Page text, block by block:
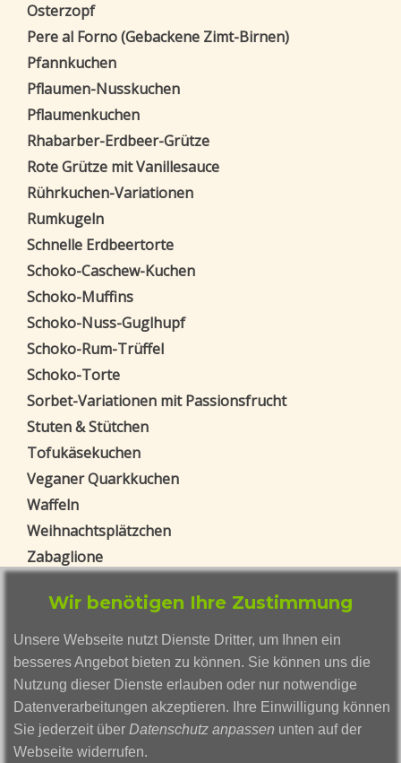
Osterzopf
Pere al Forno (Gebackene Zimt-Birnen)
Pfannkuchen
Pflaumen-Nusskuchen
Pflaumenkuchen
Rhabarber-Erdbeer-Grütze
Rote Grütze mit Vanillesauce
Rührkuchen-Variationen
Rumkugeln
Schnelle Erdbeertorte
Schoko-Caschew-Kuchen
Schoko-Muffins
Schoko-Nuss-Guglhupf
Schoko-Rum-Trüffel
Schoko-Torte
Sorbet-Variationen mit Passionsfrucht
Stuten & Stütchen
Tofukäsekuchen
Veganer Quarkkuchen
Waffeln
Weihnachtsplätzchen
Zabaglione
Blog Beiträge
Weizengras ohne Erde anbauen - eine
vollständige Anleitung
Gerstengras
Smoothies mal anders: Die außergewöhnlichen
Kreationen von Smutje Smusi
Wir benötigen Ihre Zustimmung
Unsere Webseite nutzt Dienste Dritter, um Ihnen ein
besseres Angebot bieten zu können. Sie können uns die
Nutzung dieser Dienste erlauben oder nur notwendige
Datenverarbeitungen akzeptieren. Ihre Einwilligung können
Sie jederzeit über Datenschutz anpassen unten auf der
Webseite widerrufen.